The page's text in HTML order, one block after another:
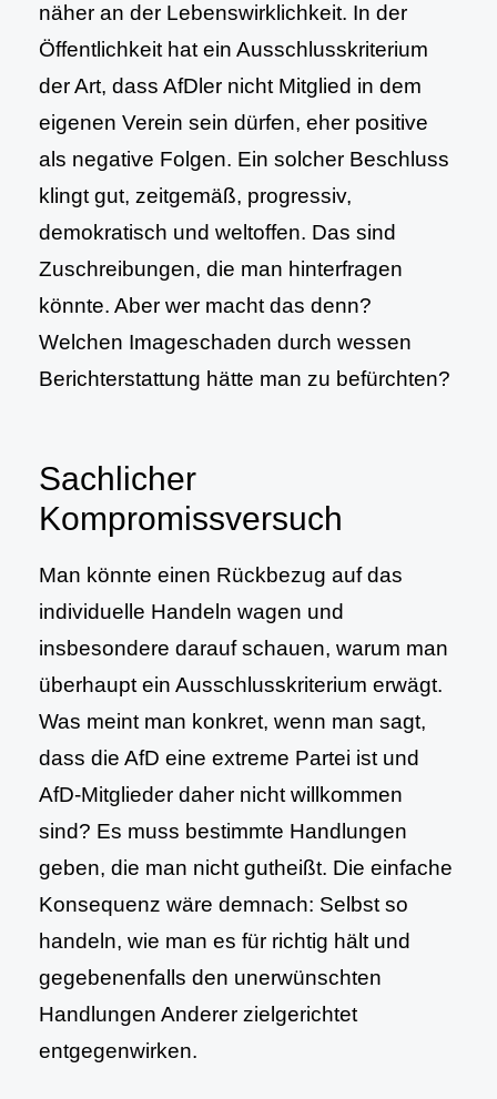
näher an der Lebenswirklichkeit. In der
Öffentlichkeit hat ein Ausschlusskriterium
der Art, dass AfDler nicht Mitglied in dem
eigenen Verein sein dürfen, eher positive
als negative Folgen. Ein solcher Beschluss
klingt gut, zeitgemäß, progressiv,
demokratisch und weltoffen. Das sind
Zuschreibungen, die man hinterfragen
könnte. Aber wer macht das denn?
Welchen Imageschaden durch wessen
Berichterstattung hätte man zu befürchten?
Sachlicher
Kompromissversuch
Man könnte einen Rückbezug auf das
individuelle Handeln wagen und
insbesondere darauf schauen, warum man
überhaupt ein Ausschlusskriterium erwägt.
Was meint man konkret, wenn man sagt,
dass die AfD eine extreme Partei ist und
AfD-Mitglieder daher nicht willkommen
sind? Es muss bestimmte Handlungen
geben, die man nicht gutheißt. Die einfache
Konsequenz wäre demnach: Selbst so
handeln, wie man es für richtig hält und
gegebenenfalls den unerwünschten
Handlungen Anderer zielgerichtet
entgegenwirken.